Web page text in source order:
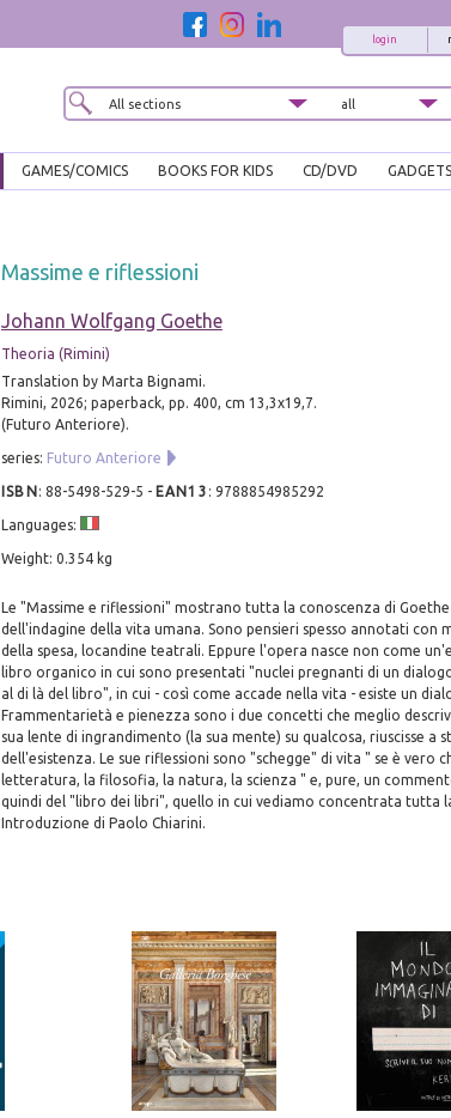
login
GAMES/COMICS BOOKS FOR KIDS CD/DVD GADGETS
Massime e riflessioni
Johann Wolfgang Goethe
Theoria (Rimini)
Translation by Marta Bignami.
Rimini, 2026; paperback, pp. 400, cm 13,3x19,7.
(Futuro Anteriore).
series: Futuro Anteriore
ISBN : 88-5498-529-5 - EAN13 : 9788854985292
Languages:
Weight: 0.354 kg
Le "Massime e riflessioni" mostrano tutta la conoscenza di
dell'indagine della vita umana. Sono pensieri spesso annotati
della spesa, locandine teatrali. Eppure l'opera nasce non come
libro organico in cui sono presentati "nuclei pregnanti di un
al di là del libro", in cui - così come accade nella vita - esiste un
Frammentarietà e pienezza sono i due concetti che meglio
sua lente di ingrandimento (la sua mente) su qualcosa, riuscisse
dell'esistenza. Le sue riflessioni sono "schegge" di vita " se è vero
letteratura, la filosofia, la natura, la scienza " e, pure, un
quindi del "libro dei libri", quello in cui vediamo concentrata tutta
Introduzione di Paolo Chiarini.